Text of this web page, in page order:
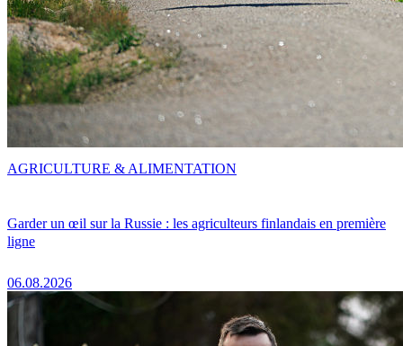
Garder un œil sur la Russie : les agriculteurs finlandais en première
ligne
06.08.2026
AGRICULTURE & ALIMENTATION